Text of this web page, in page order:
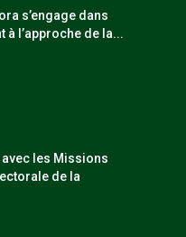
s’engage dans
à l’approche de la...
avec les Missions
de la